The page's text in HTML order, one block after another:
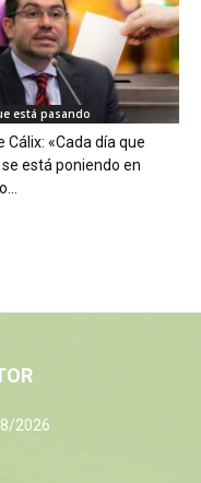
está pasando
Cálix: «Cada día que
está poniendo en
2026